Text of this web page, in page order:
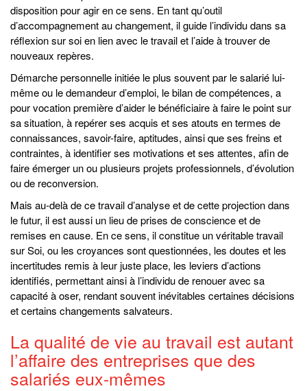
disposition pour agir en ce sens. En tant qu’outil
d’accompagnement au changement, il guide l’individu dans sa
réflexion sur soi en lien avec le travail et l’aide à trouver de
nouveaux repères.
Démarche personnelle initiée le plus souvent par le salarié lui-
même ou le demandeur d’emploi, le bilan de compétences, a
pour vocation première d’aider le bénéficiaire à faire le point sur
sa situation, à repérer ses acquis et ses atouts en termes de
connaissances, savoir-faire, aptitudes, ainsi que ses freins et
contraintes, à identifier ses motivations et ses attentes, afin de
faire émerger un ou plusieurs projets professionnels, d’évolution
ou de reconversion.
Mais au-delà de ce travail d’analyse et de cette projection dans
le futur, il est aussi un lieu de prises de conscience et de
remises en cause. En ce sens, il constitue un véritable travail
sur Soi, ou les croyances sont questionnées, les doutes et les
incertitudes remis à leur juste place, les leviers d’actions
identifiés, permettant ainsi à l’individu de renouer avec sa
capacité à oser, rendant souvent inévitables certaines décisions
et certains changements salvateurs.
La qualité de vie au travail est autant
l’affaire des entreprises que des
salariés eux-mêmes